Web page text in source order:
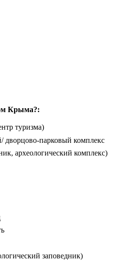
Крыма?:
туризма)
парковый комплекс
археологический комплекс)
заповедник)